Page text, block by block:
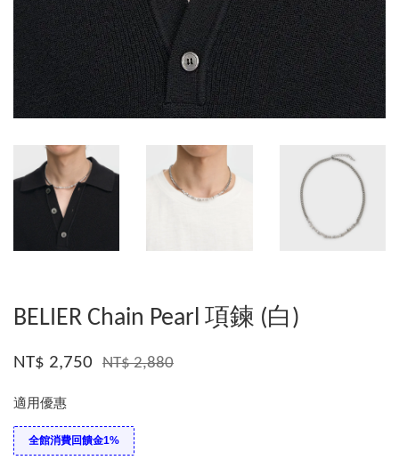
BELIER Chain Pearl 項鍊 (白)
NT$ 2,750 NT$ 2,880
適用優惠
全館消費回饋金1%